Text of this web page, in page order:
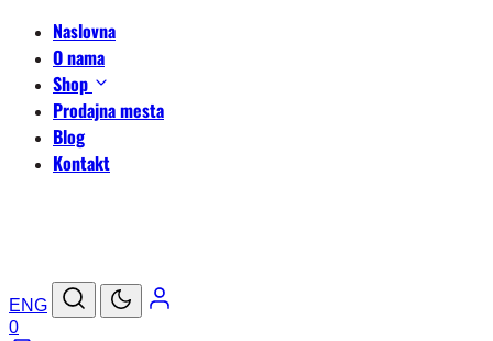
Naslovna
O nama
Shop
Prodajna mesta
Blog
Kontakt
ENG
0